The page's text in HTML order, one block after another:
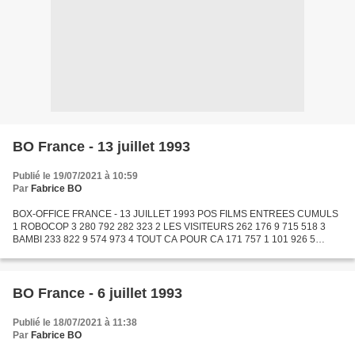
BO France - 13 juillet 1993
Publié le 19/07/2021 à 10:59
Par Fabrice BO
BOX-OFFICE FRANCE - 13 JUILLET 1993 POS FILMS ENTREES CUMULS
1 ROBOCOP 3 280 792 282 323 2 LES VISITEURS 262 176 9 715 518 3
BAMBI 233 822 9 574 973 4 TOUT CA POUR CA 171 757 1 101 926 5
747...
BO France - 6 juillet 1993
Publié le 18/07/2021 à 11:38
Par Fabrice BO